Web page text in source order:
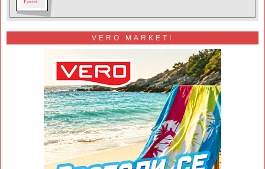
VERO MARKETI